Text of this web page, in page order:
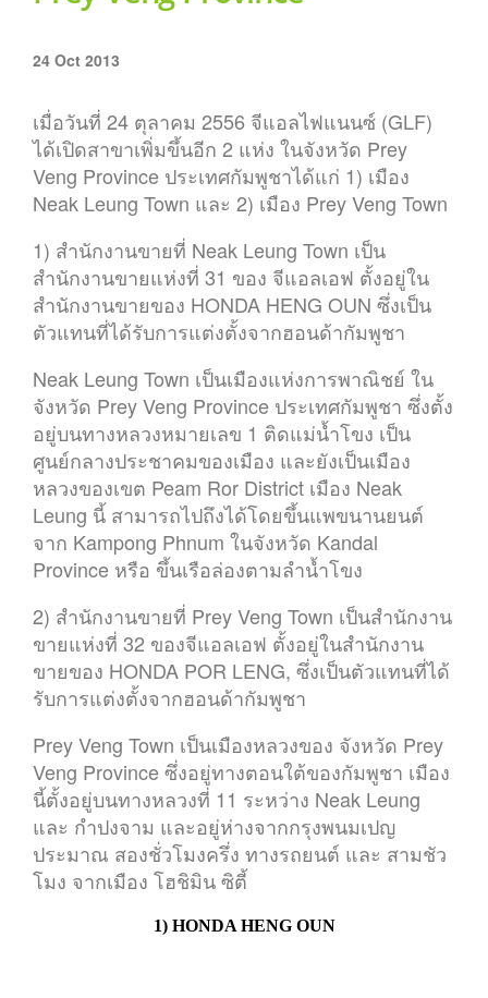
24 Oct 2013
เมื่อวันที่ 24 ตุลาคม 2556 จีแอลไฟแนนซ์ (GLF)
ได้เปิดสาขาเพิ่มขึ้นอีก 2 แห่ง ในจังหวัด Prey
Veng Province ประเทศกัมพูชาได้แก่ 1) เมือง
Neak Leung Town และ 2) เมือง Prey Veng Town
1) สำนักงานขายที่ Neak Leung Town เป็น
สำนักงานขายแห่งที่ 31 ของ จีแอลเอฟ ตั้งอยู่ใน
สำนักงานขายของ HONDA HENG OUN ซึ่งเป็น
ตัวแทนที่ได้รับการแต่งตั้งจากฮอนด้ากัมพูชา
Neak Leung Town เป็นเมืองแห่งการพาณิชย์ ใน
จังหวัด Prey Veng Province ประเทศกัมพูชา ซึ่งตั้ง
อยู่บนทางหลวงหมายเลข 1 ติดแม่น้ำโขง เป็น
ศูนย์กลางประชาคมของเมือง และยังเป็นเมือง
หลวงของเขต Peam Ror District เมือง Neak
Leung นี้ สามารถไปถึงได้โดยขึ้นแพขนานยนต์
จาก Kampong Phnum ในจังหวัด Kandal
Province หรือ ขึ้นเรือล่องตามลำน้ำโขง
2) สำนักงานขายที่ Prey Veng Town เป็นสำนักงาน
ขายแห่งที่ 32 ของจีแอลเอฟ ตั้งอยู่ในสำนักงาน
ขายของ HONDA POR LENG, ซึ่งเป็นตัวแทนที่ได้
รับการแต่งตั้งจากฮอนด้ากัมพูชา
Prey Veng Town เป็นเมืองหลวงของ จังหวัด Prey
Veng Province ซึ่งอยู่ทางตอนใต้ของกัมพูชา เมือง
นี้ตั้งอยู่บนทางหลวงที่ 11 ระหว่าง Neak Leung
และ กำปงจาม และอยู่ห่างจากกรุงพนมเปญ
ประมาณ สองชั่วโมงครึ่ง ทางรถยนต์ และ สามชัว
โมง จากเมือง โฮชิมิน ซิตี้
1) HONDA HENG OUN